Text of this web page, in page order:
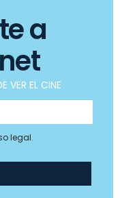
a
VER EL CINE
legal.